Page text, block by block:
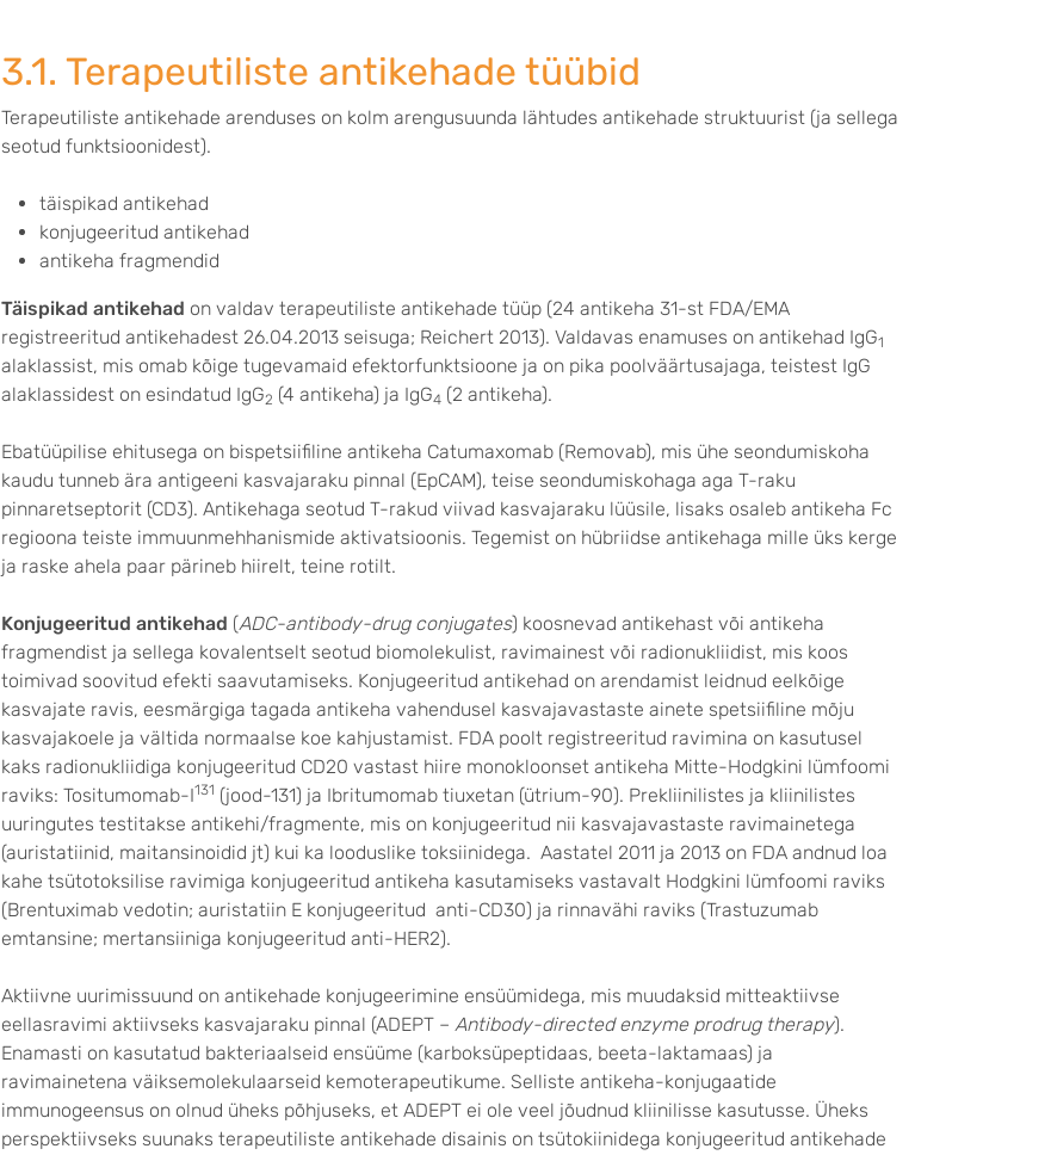
3.1. Terapeutiliste antikehade tüübid
Terapeutiliste antikehade arenduses on kolm arengusuunda lähtudes antikehade struktuurist (ja sellega
seotud funktsioonidest).
täispikad antikehad
konjugeeritud antikehad
antikeha fragmendid
Täispikad antikehad on valdav terapeutiliste antikehade tüüp (24 antikeha 31-st FDA/EMA
registreeritud antikehadest 26.04.2013 seisuga; Reichert 2013). Valdavas enamuses on antikehad IgG1
alaklassist, mis omab kõige tugevamaid efektorfunktsioone ja on pika poolväärtusajaga, teistest IgG
alaklassidest on esindatud IgG2 (4 antikeha) ja IgG4 (2 antikeha).
Ebatüüpilise ehitusega on bispetsiifiline antikeha Catumaxomab (Removab), mis ühe seondumiskoha
kaudu tunneb ära antigeeni kasvajaraku pinnal (EpCAM), teise seondumiskohaga aga T-raku
pinnaretseptorit (CD3). Antikehaga seotud T-rakud viivad kasvajaraku lüüsile, lisaks osaleb antikeha Fc
regioona teiste immuunmehhanismide aktivatsioonis. Tegemist on hübriidse antikehaga mille üks kerge
ja raske ahela paar pärineb hiirelt, teine rotilt.
Konjugeeritud antikehad (ADC-antibody-drug conjugates) koosnevad antikehast või antikeha
fragmendist ja sellega kovalentselt seotud biomolekulist, ravimainest või radionukliidist, mis koos
toimivad soovitud efekti saavutamiseks. Konjugeeritud antikehad on arendamist leidnud eelkõige
kasvajate ravis, eesmärgiga tagada antikeha vahendusel kasvajavastaste ainete spetsiifiline mõju
kasvajakoele ja vältida normaalse koe kahjustamist. FDA poolt registreeritud ravimina on kasutusel
kaks radionukliidiga konjugeeritud CD20 vastast hiire monokloonset antikeha Mitte-Hodgkini lümfoomi
raviks: Tositumomab-I131 (jood-131) ja Ibritumomab tiuxetan (ütrium-90). Prekliinilistes ja kliinilistes
uuringutes testitakse antikehi/fragmente, mis on konjugeeritud nii kasvajavastaste ravimainetega
(auristatiinid, maitansinoidid jt) kui ka looduslike toksiinidega. Aastatel 2011 ja 2013 on FDA andnud loa
kahe tsütotoksilise ravimiga konjugeeritud antikeha kasutamiseks vastavalt Hodgkini lümfoomi raviks
(Brentuximab vedotin; auristatiin E konjugeeritud anti-CD30) ja rinnavähi raviks (Trastuzumab
emtansine; mertansiiniga konjugeeritud anti-HER2).
Aktiivne uurimissuund on antikehade konjugeerimine ensüümidega, mis muudaksid mitteaktiivse
eellasravimi aktiivseks kasvajaraku pinnal (ADEPT – Antibody-directed enzyme prodrug therapy).
Enamasti on kasutatud bakteriaalseid ensüüme (karboksüpeptidaas, beeta-laktamaas) ja
ravimainetena väiksemolekulaarseid kemoterapeutikume. Selliste antikeha-konjugaatide
immunogeensus on olnud üheks põhjuseks, et ADEPT ei ole veel jõudnud kliinilisse kasutusse. Üheks
perspektiivseks suunaks terapeutiliste antikehade disainis on tsütokiinidega konjugeeritud antikehade